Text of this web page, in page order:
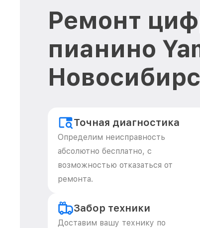
Ремонт
пианино
Точная диагностика
Определим неисправность
абсолютно бесплатно, с
возможностью отказаться от
ремонта.
Забор техники
Доставим вашу технику по